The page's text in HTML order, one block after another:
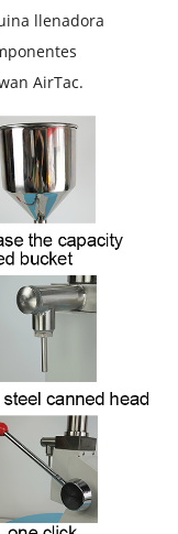
llenadora
AirTac.